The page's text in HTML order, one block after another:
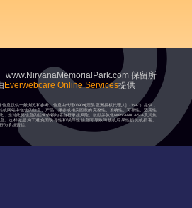
www.NirvanaMemorialPark.com 保留所
Everwebcare Online Services提供
息仅供一般浏览和参考。信息由代理03909[涅槃亚洲授权代理人]（“NA”）提供，
或网站中包含的信息、产品、服务或相关图表的完整性、准确性、可靠性、适用性
，您对此类信息的任何依赖均需自行承担风险。鼓励并敦促NIRVANA ASIA及其集
。这样做是为了避免因误导性和误导性信息而导致间接或后果性损失或损害。
为承担责任。